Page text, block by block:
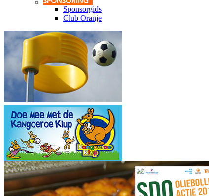
Sponsorgids
Club Oranje